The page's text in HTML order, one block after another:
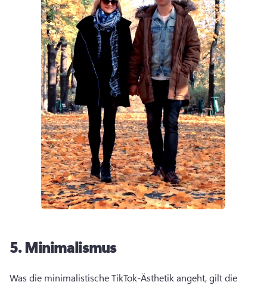
5.Minimalismus
Was die minimalistische TikTok-Ästhetik angeht, gilt die